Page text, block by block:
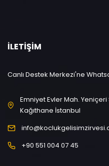
İLETIŞIM
Canlı Destek Merkezi'ne
Emniyet Evler Mah.
Kağıthane İstanbul
+90 551 004 07 45